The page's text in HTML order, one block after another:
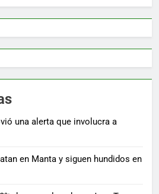
una alerta que involucra a
en Manta y siguen hundidos en